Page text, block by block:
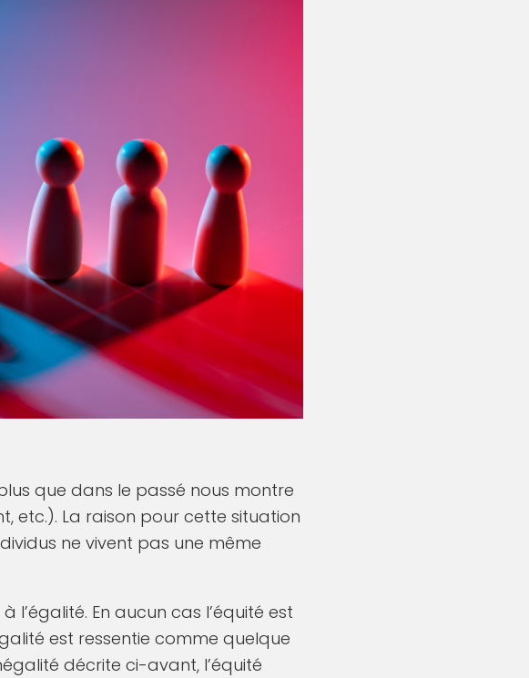
que dans le passé nous montre
etc.). La raison pour cette situation
ne vivent pas une même
En aucun cas l’équité est
est ressentie comme quelque
décrite ci-avant, l’équité